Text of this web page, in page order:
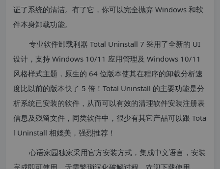
证了系统的清洁。有了它，你可以完全抛弃 Windows 和软
件本身卸载功能。
专业软件卸载利器 Total Uninstall 7 采用了全新的 UI
设计，支持 Windows 10/11 应用管理及 Windows 10/11
风格样式主题，原生的 64 位版本使其在程序的卸载分析速
度比以前的版本快了 5 倍！Total Uninstall 的主要功能是分
析系统已安装的软件，从而可以有效的清理软件安装注册表
信息及残留文件，同类软件中，很少有其它产品可以跟 Tota
l Uninstall 相媲美，强烈推荐！
心语家园独家采用官方安装方式，集成中文语言，安装
完成即可使用，无需繁琐汉化破解过程，欢迎下载使用。